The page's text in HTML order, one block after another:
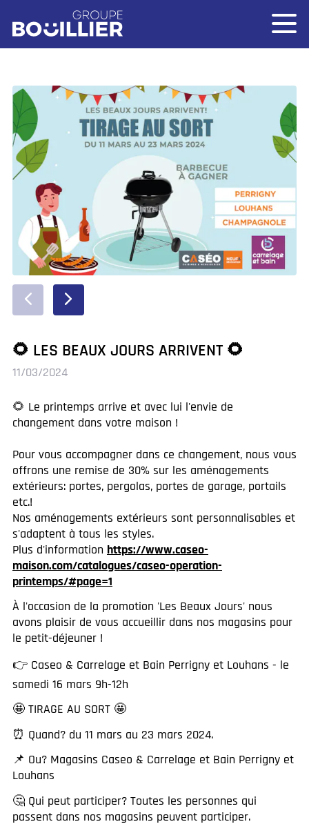
🌻 LES BEAUX JOURS ARRIVENT 🌻
11/03/2024
🌻 Le printemps arrive et avec lui l'envie de
changement dans votre maison !
Pour vous accompagner dans ce changement, nous vous
offrons une remise de 30% sur les aménagements
extérieurs: portes, pergolas, portes de garage, portails
etc.!
Nos aménagements extérieurs sont personnalisables et
s'adaptent à tous les styles.
Plus d'information https://www.caseo-
maison.com/catalogues/caseo-operation-
printemps/#page=1
À l'occasion de la promotion 'Les Beaux Jours' nous
avons plaisir de vous accueillir dans nos magasins pour
le petit-déjeuner !
👉 Caseo & Carrelage et Bain Perrigny et Louhans - le
samedi 16 mars 9h-12h
🤩 TIRAGE AU SORT 🤩
⏰ Quand? du 11 mars au 23 mars 2024.
📌 Ou? Magasins Caseo & Carrelage et Bain Perrigny et
Louhans
🤔 Qui peut participer? Toutes les personnes qui
passent dans nos magasins peuvent participer.